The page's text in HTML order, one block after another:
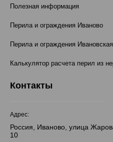
Полезная информация
Перила и ограждения Иваново
Перила и ограждения
Калькулятор расчета перил из
Контакты
Адрес:
Россия, Иваново, улица
10